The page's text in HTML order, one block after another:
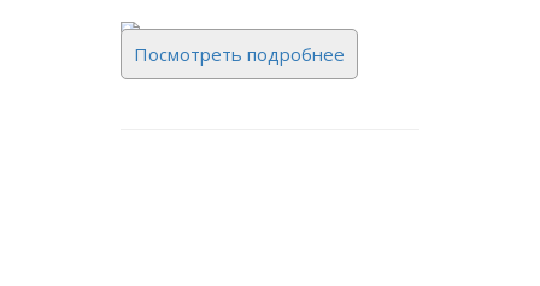
Посмотреть подробнее